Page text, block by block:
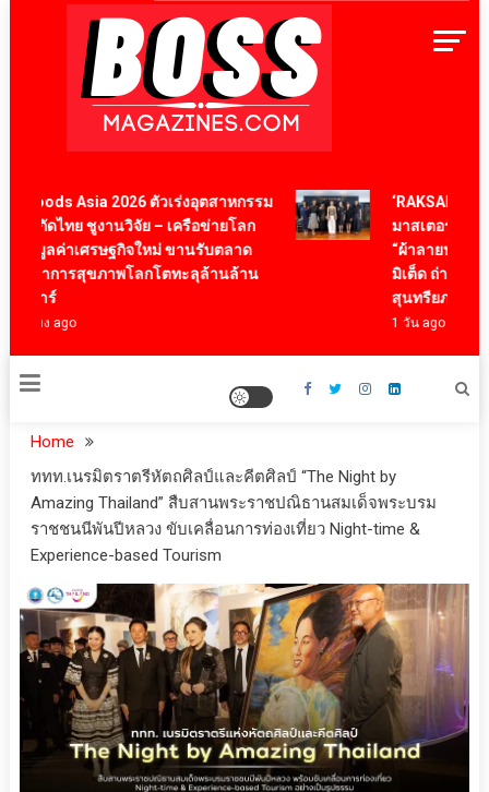
Asia 2026 ตัวเร่งอุตสาหกรรม
สกัดไทย ชูงานวิจัย – เครือข่ายโลก
งมูลค่าเศรษฐกิจใหม่ ขานรับตลาด
นาการสุขภาพโลกโตทะลุล้านล้าน
โมง ago
มาสเตอร์พีซคอ
“ผ้าลายน้ำไหล
มิเต็ด ถ่ายทอด
สุนทรียภาพระดั
1 วัน ago
Home
ททท.เนรมิตราตรีหัตถศิลป์และคีตศิลป์ “The Night by
Amazing Thailand” สืบสานพระราชปณิธานสมเด็จพระบรม
ราชชนนีพันปีหลวง ขับเคลื่อนการท่องเที่ยว Night-time &
Experience-based Tourism